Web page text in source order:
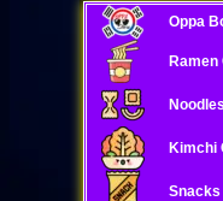
Oppa
Ramen
Kimchi
Snacks